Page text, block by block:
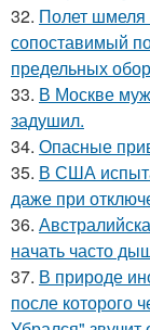
32. Полет шмеля
сопоставимый
предельных
33. В Москве
задушил.
34. Опасные
35. В США
даже при
36.
начать часто
37. В природе
после которого